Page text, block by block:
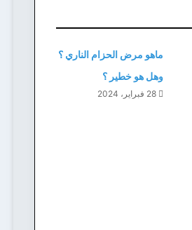
ماهو مرض الحزام الناري ؟
وهل هو خطير ؟
28 فبراير، 2024